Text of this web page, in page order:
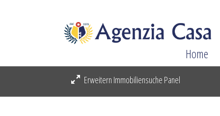
Home
Erweitern Immobiliensuche Panel